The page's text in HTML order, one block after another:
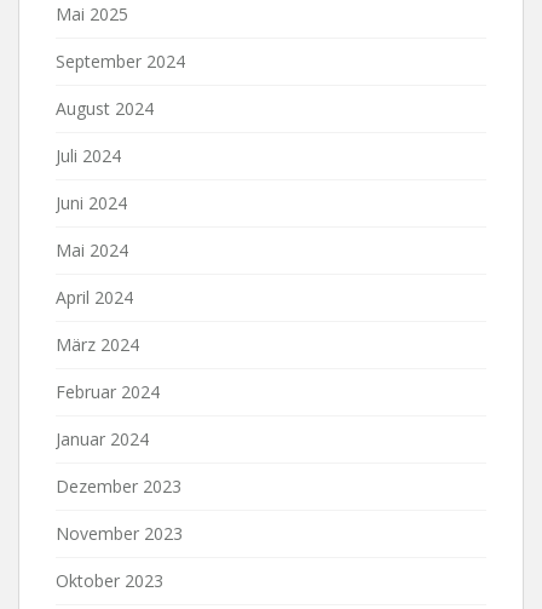
Mai 2025
September 2024
August 2024
Juli 2024
Juni 2024
Mai 2024
April 2024
März 2024
Februar 2024
Januar 2024
Dezember 2023
November 2023
Oktober 2023